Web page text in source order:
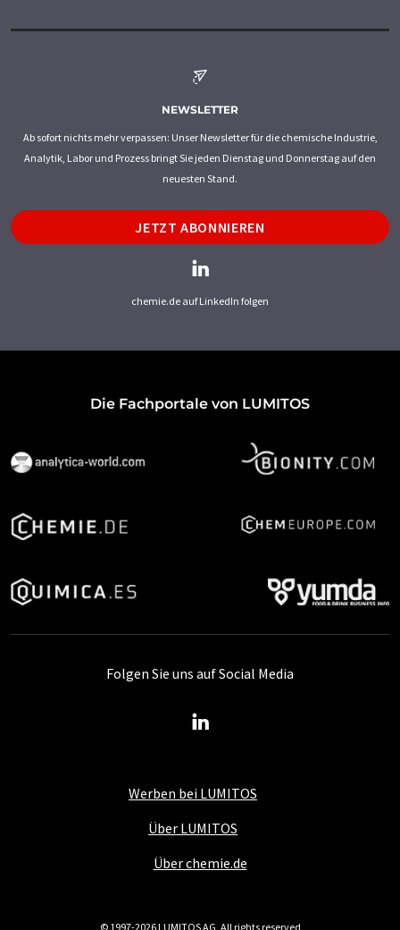
NEWSLETTER
Ab sofort nichts mehr verpassen: Unser Newsletter für die chemische Industrie,
Analytik, Labor und Prozess bringt Sie jeden Dienstag und Donnerstag auf den
neuesten Stand.
JETZT ABONNIEREN
chemie.de auf LinkedIn folgen
Die Fachportale von LUMITOS
Werben bei LUMITOS
Über LUMITOS
Über chemie.de
Folgen Sie uns auf Social Media
© 1997-2026 LUMITOS AG, All rights reserved